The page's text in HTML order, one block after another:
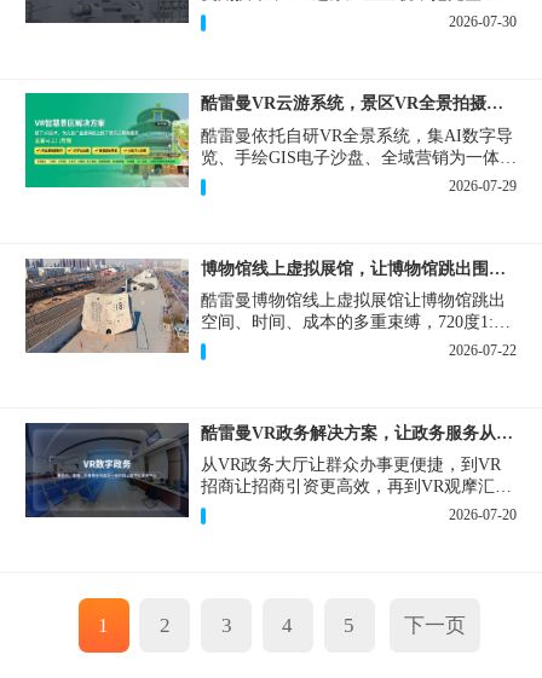
搬进手机、电脑大屏，既是工厂对外拓客
的数字化名片，也是内部管理、人员培训
2026-07-30
酷雷曼VR云游系统，景区VR全景拍摄制作一站式落地
酷雷曼依托自研VR全景系统，集AI数字导
览、手绘GIS电子沙盘、全域营销为一体，
打造从VR全景拍摄制作到成熟VR云游落
地案例。
2026-07-29
博物馆线上虚拟展馆，让博物馆跳出围墙让历史随处可及
酷雷曼博物馆线上虚拟展馆让博物馆跳出
空间、时间、成本的多重束缚，720度1:1
实景复刻的VR数字展厅，已经成为博物馆
数字化刚需新基建。
2026-07-22
酷雷曼VR政务解决方案，让政务服务从“看得见”开始
从VR政务大厅让群众办事更便捷，到VR
招商让招商引资更高效，再到VR观摩汇报
让政务成果更直观，酷雷曼VR政务解决方
案，解锁政务服务新体验，让服务从“看得
2026-07-20
1 2 3 4 5 下一页